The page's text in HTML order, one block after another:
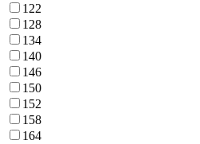
122
128
134
140
146
150
152
158
164